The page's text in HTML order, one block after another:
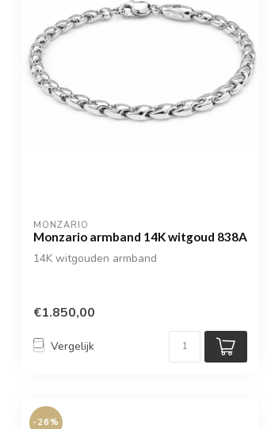
MONZARIO
Monzario armband 14K witgoud 838A
14K witgouden armband
€1.850,00
Vergelijk
-26%